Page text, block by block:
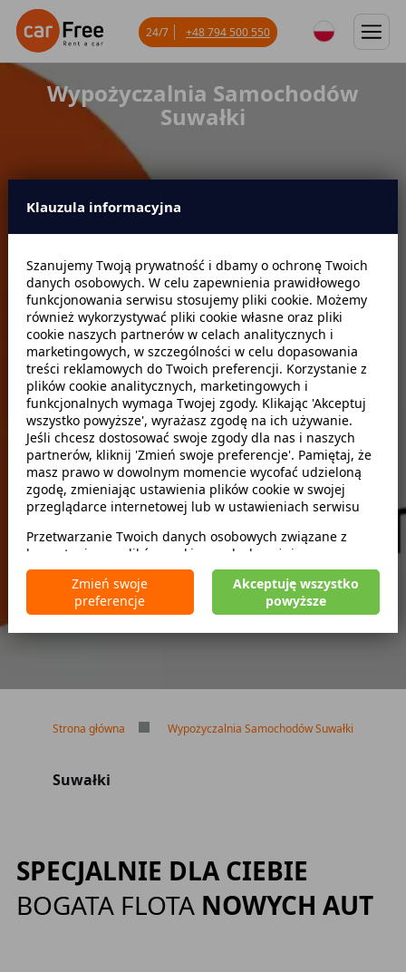
Wypożyczalnia Samochodów
Suwałki
Data odbioru Godzina
Data zwrotu Godzina
Szukaj
zwróć w innym miejscu
Brak limitu kilometrów
Bezpłatne odwołanie rezerwacji
24/7 +48 794 500 550
Strona główna Wypożyczalnia Samochodów Suwałki
Suwałki
SPECJALNIE DLA CIEBIE
BOGATA FLOTA NOWYCH AUT
Klauzula informacyjna
Szanujemy Twoją prywatność i dbamy o ochronę Twoich
danych osobowych. W celu zapewnienia prawidłowego
funkcjonowania serwisu stosujemy pliki cookie. Możemy
również wykorzystywać pliki cookie własne oraz pliki
cookie naszych partnerów w celach analitycznych i
marketingowych, w szczególności w celu dopasowania
treści reklamowych do Twoich preferencji. Korzystanie z
plików cookie analitycznych, marketingowych i
funkcjonalnych wymaga Twojej zgody. Klikając 'Akceptuj
wszystko powyższe', wyrażasz zgodę na ich używanie.
Jeśli chcesz dostosować swoje zgody dla nas i naszych
partnerów, kliknij 'Zmień swoje preferencje'. Pamiętaj, że
masz prawo w dowolnym momencie wycofać udzieloną
zgodę, zmieniając ustawienia plików cookie w swojej
przeglądarce internetowej lub w ustawieniach serwisu
Przetwarzanie Twoich danych osobowych związane z
korzystaniem z plików cookie w celach wyżej
wymienionych jest prowadzone przez CarFree sp. z o.o. z
siedzibą w Warszawie (02-677), ul. Cybernetyki 5,
będącego administratorem danych. W niektórych
dotyczące Twoich uprawnień, zawarte są w naszej
Zmień swoje
preferencje
Akceptuję wszystko
powyższe